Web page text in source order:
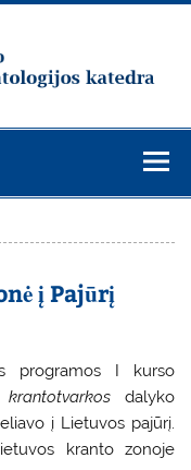
ir
katedra
į Pajūrį
programos I kurso
dalyko
į Lietuvos pajūrį.
kranto zonoje